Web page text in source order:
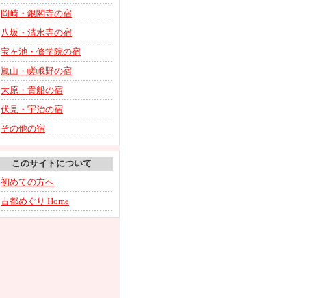
岡崎・銀閣寺の宿
八坂・清水寺の宿
宝ヶ池・修学院の宿
嵐山・嵯峨野の宿
大原・貴船の宿
伏見・宇治の宿
その他の宿
このサイトについて
初めての方へ
古都めぐり Home